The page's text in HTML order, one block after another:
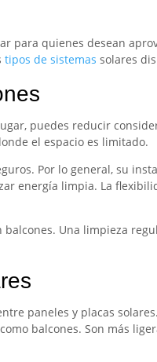
para quienes desean
tipos de sistemas solares
puedes reducir
el espacio es limitado.
Por lo general, su
energía limpia. La
balcones. Una limpieza
paneles y placas
balcones. Son más